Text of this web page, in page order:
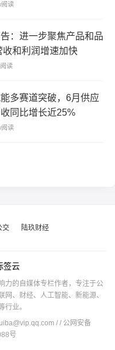
阅读
：进一步聚焦产品和品
和利润增速加快
读
多赛道突破，6月供应
同比增长近25%
阅读
交 陆玖财经
签云
力的自媒体专栏作者，专注于公
、财经、人工智能、新能源、
行业。
/ / 公网安备
号